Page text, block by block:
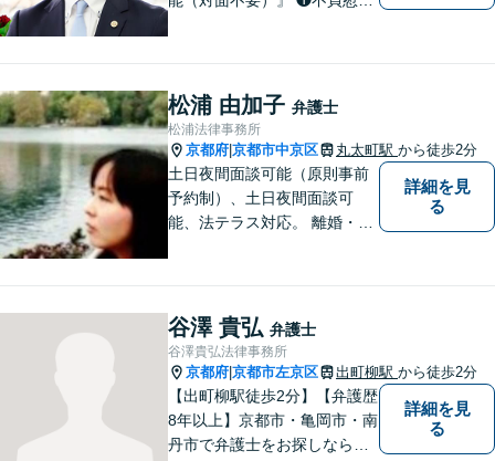
命令にも対応） ❸交通事故
（追突被害救済に特化） 不
貞・離婚・追突被害の解決は
お任せ！
松浦 由加子 弁護士
松浦法律事務所
京都府 京都市中京区 丸太町駅 から徒歩2分
土日夜間面談可能（原則事前
予約制）、土日夜間面談可
能、法テラス対応。 離婚・借
問題・クレーマー対応など事
業者様にも広く対応しており
ます。お気軽にご相談くださ
い。
詳細を見
る
谷澤 貴弘 弁護士
谷澤貴弘法律事務所
京都府 京都市左京区 出町柳駅 から徒歩2分
【出町柳駅徒歩2分】【弁護歴
8年以上】京都市・亀岡市・南
丹市で弁護士をお探しならご
詳細を見
る